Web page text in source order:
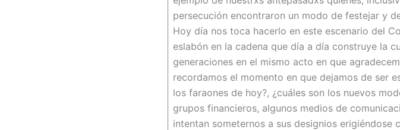
persecución encontraron un modo de festejar y
Hoy día nos toca hacerlo en este escenario del
eslabón en la cadena que día a día construye la
generaciones en el mismo acto en que
recordamos el momento en que dejamos de ser
los faraones de hoy?, ¿cuáles son los nuevos
grupos financieros, algunos medios de
intentan someternos a sus designios erigiéndose